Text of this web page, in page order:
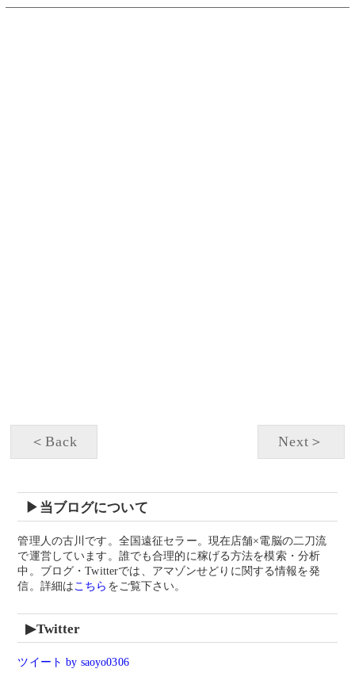
＜Back Next＞
▶当ブログについて
管理人の古川です。 全国遠征セラー。 現在店舗×電脳の二刀流
で運営しています。 誰でも合理的に稼げる方法を模索・分析
中。ブログ・Twitterでは、 アマゾンせどりに関する情報を発
信。詳細は こちら をご覧下さい。
▶Twitter
ツイート by saoyo0306